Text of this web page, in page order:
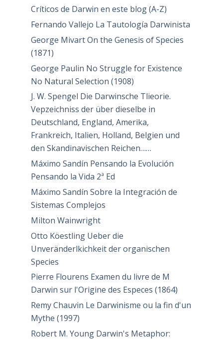
Críticos de Darwin en este blog (A-Z)
Fernando Vallejo La Tautología Darwinista
George Mivart On the Genesis of Species
(1871)
George Paulin No Struggle for Existence
No Natural Selection (1908)
J. W. Spengel Die Darwinsche Tlieorie.
Vepzeichniss der über dieselbe in
Deutschland, England, Amerika,
Frankreich, Italien, Holland, Belgien und
den Skandinavischen Reichen……
Máximo Sandín Pensando la Evolución
Pensando la Vida 2ª Ed
Máximo Sandín Sobre la Integración de
Sistemas Complejos
Milton Wainwright
Otto Köestling Ueber die
Unveränderlkichkeit der organischen
Species
Pierre Flourens Examen du livre de M
Darwin sur l'Origine des Especes (1864)
Remy Chauvin Le Darwinisme ou la fin d'un
Mythe (1997)
Robert M. Young Darwin's Metaphor: